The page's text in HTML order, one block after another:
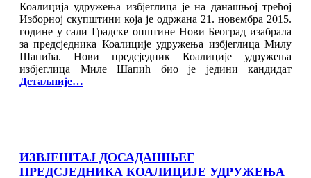
Коалиција удружења избјеглица је на данашњој трећој
Изборној скупштини која је одржана 21. новембра 2015.
године у сали Градске општине Нови Београд изабрала
за предсједника Коалиције удружења избјеглица Милу
Шапића. Нови предсједник Коалиције удружења
избјеглица Миле Шапић био је једини кандидат
Детаљније…
ИЗВЈЕШТАЈ ДОСАДАШЊЕГ
ПРЕДСЈЕДНИКА КОАЛИЦИЈЕ УДРУЖЕЊА